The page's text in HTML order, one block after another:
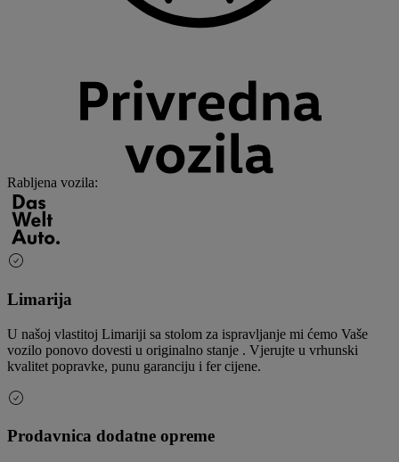
Rabljena vozila:
Limarija
U našoj vlastitoj Limariji sa stolom za ispravljanje mi ćemo Vaše
vozilo ponovo dovesti u originalno stanje . Vjerujte u vrhunski
kvalitet popravke, punu garanciju i fer cijene.
Prodavnica dodatne opreme